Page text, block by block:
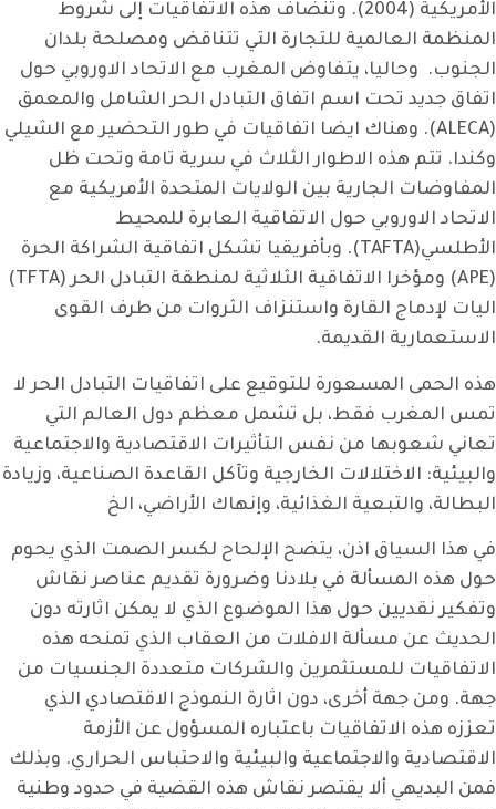
الأمريكية (2004). وتنضاف هذه الاتفاقيات إلى شروط
المنظمة العالمية للتجارة التي تتناقض ومصلحة بلدان
الجنوب. وحاليا، يتفاوض المغرب مع الاتحاد الاوروبي حول
اتفاق جديد تحت اسم اتفاق التبادل الحر الشامل والمعمق
(ALECA). وهناك ايضا اتفاقيات في طور التحضير مع الشيلي
وكندا. تتم هذه الاطوار الثلاث في سرية تامة وتحت ظل
المفاوضات الجارية بين الولايات المتحدة الأمريكية مع
الاتحاد الاوروبي حول الاتفاقية العابرة للمحيط
الأطلسي(TAFTA). وبأفريقيا تشكل اتفاقية الشراكة الحرة
(APE) ومؤخرا الاتفاقية الثلاثية لمنطقة التبادل الحر (TFTA)
اليات لإدماج القارة واستنزاف الثروات من طرف القوى
الاستعمارية القديمة.
هذه الحمى المسعورة للتوقيع على اتفاقيات التبادل الحر لا
تمس المغرب فقط، بل تشمل معظم دول العالم التي
تعاني شعوبها من نفس التأثيرات الاقتصادية والاجتماعية
والبيئية: الاختلالات الخارجية وتآكل القاعدة الصناعية، وزيادة
البطالة، والتبعية الغذائية، وإنهاك الأراضي، الخ
في هذا السياق اذن، يتضح الإلحاح لكسر الصمت الذي يحوم
حول هذه المسألة في بلادنا وضرورة تقديم عناصر نقاش
وتفكير نقديين حول هذا الموضوع الذي لا يمكن اثارته دون
الحديث عن مسألة الافلات من العقاب الذي تمنحه هذه
الاتفاقيات للمستثمرين والشركات متعددة الجنسيات من
جهة. ومن جهة أخرى، دون اثارة النموذج الاقتصادي الذي
تعززه هذه الاتفاقيات باعتباره المسؤول عن الأزمة
الاقتصادية والاجتماعية والبيئية والاحتباس الحراري. وبذلك
فمن البديهي ألا يقتصر نقاش هذه القضية في حدود وطنية